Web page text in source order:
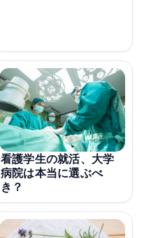
看護学生の就活、大学
病院は本当に選ぶべ
き？